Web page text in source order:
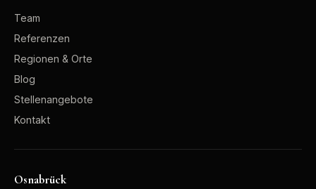
Team
Referenzen
Regionen & Orte
Blog
Stellenangebote
Kontakt
Osnabrück